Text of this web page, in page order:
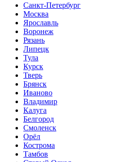
Санкт-Петербург
Москва
Ярославль
Воронеж
Рязань
Липецк
Тула
Курск
Тверь
Брянск
Иваново
Владимир
Калуга
Белгород
Смоленск
Орёл
Кострома
Тамбов